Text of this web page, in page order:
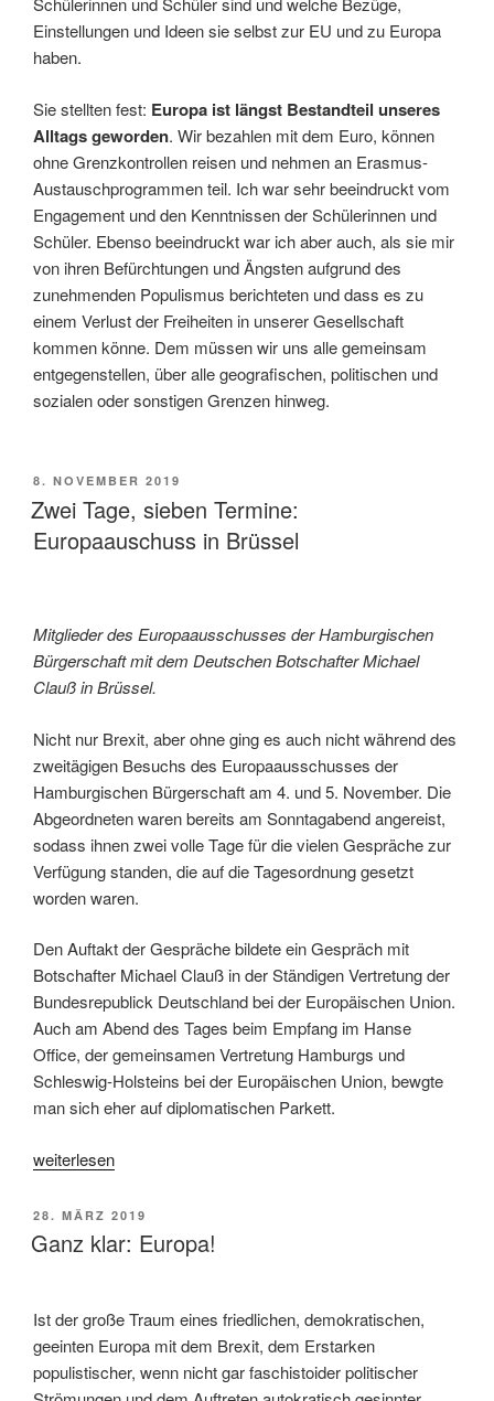
Einstellungen und Ideen sie selbst zur EU und zu Europa
haben.
Sie stellten fest: Europa ist längst Bestandteil unseres
Alltags geworden. Wir bezahlen mit dem Euro, können
ohne Grenzkontrollen reisen und nehmen an Erasmus-
Austauschprogrammen teil. Ich war sehr beeindruckt vom
Engagement und den Kenntnissen der Schülerinnen und
Schüler. Ebenso beeindruckt war ich aber auch, als sie mir
von ihren Befürchtungen und Ängsten aufgrund des
zunehmenden Populismus berichteten und dass es zu
einem Verlust der Freiheiten in unserer Gesellschaft
kommen könne. Dem müssen wir uns alle gemeinsam
entgegenstellen, über alle geografischen, politischen und
sozialen oder sonstigen Grenzen hinweg.
VERÖFFENTLICHT
AM
8. NOVEMBER 2019
Zwei Tage, sieben Termine:
Europaauschuss in Brüssel
Mitglieder des Europaausschusses der Hamburgischen
Bürgerschaft mit dem Deutschen Botschafter Michael
Clauß in Brüssel.
Nicht nur Brexit, aber ohne ging es auch nicht während des
zweitägigen Besuchs des Europaausschusses der
Hamburgischen Bürgerschaft am 4. und 5. November. Die
Abgeordneten waren bereits am Sonntagabend angereist,
sodass ihnen zwei volle Tage für die vielen Gespräche zur
Verfügung standen, die auf die Tagesordnung gesetzt
worden waren.
Den Auftakt der Gespräche bildete ein Gespräch mit
Botschafter Michael Clauß in der Ständigen Vertretung der
Bundesrepublick Deutschland bei der Europäischen Union.
Auch am Abend des Tages beim Empfang im Hanse
Office, der gemeinsamen Vertretung Hamburgs und
Schleswig-Holsteins bei der Europäischen Union, bewgte
man sich eher auf diplomatischen Parkett.
„Zwei
sieben
Termine:
Brüssel“
weiterlesen
VERÖFFENTLICHT
AM
28. MÄRZ 2019
Ganz klar: Europa!
Ist der große Traum eines friedlichen, demokratischen,
geeinten Europa mit dem Brexit, dem Erstarken
populistischer, wenn nicht gar faschistoider politischer